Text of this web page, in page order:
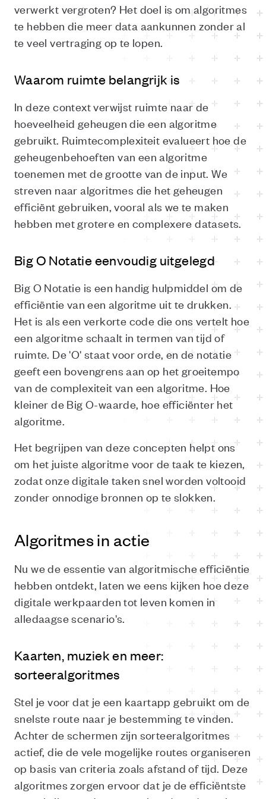
verwerkt vergroten? Het doel is om algoritmes
te hebben die meer data aankunnen zonder al
te veel vertraging op te lopen.
Waarom ruimte belangrijk is
In deze context verwijst ruimte naar de
hoeveelheid geheugen die een algoritme
gebruikt. Ruimtecomplexiteit evalueert hoe de
geheugenbehoeften van een algoritme
toenemen met de grootte van de input. We
streven naar algoritmes die het geheugen
efficiënt gebruiken, vooral als we te maken
hebben met grotere en complexere datasets.
Big O Notatie eenvoudig uitgelegd
Big O Notatie is een handig hulpmiddel om de
efficiëntie van een algoritme uit te drukken.
Het is als een verkorte code die ons vertelt hoe
een algoritme schaalt in termen van tijd of
ruimte. De 'O' staat voor orde, en de notatie
geeft een bovengrens aan op het groeitempo
van de complexiteit van een algoritme. Hoe
kleiner de Big O-waarde, hoe efficiënter het
algoritme.
Het begrijpen van deze concepten helpt ons
om het juiste algoritme voor de taak te kiezen,
zodat onze digitale taken snel worden voltooid
zonder onnodige bronnen op te slokken.
Algoritmes in actie
Nu we de essentie van algoritmische efficiëntie
hebben ontdekt, laten we eens kijken hoe deze
digitale werkpaarden tot leven komen in
alledaagse scenario's.
Kaarten, muziek en meer:
sorteeralgoritmes
Stel je voor dat je een kaartapp gebruikt om de
snelste route naar je bestemming te vinden.
Achter de schermen zijn sorteeralgoritmes
actief, die de vele mogelijke routes organiseren
op basis van criteria zoals afstand of tijd. Deze
algoritmes zorgen ervoor dat je de efficiëntste